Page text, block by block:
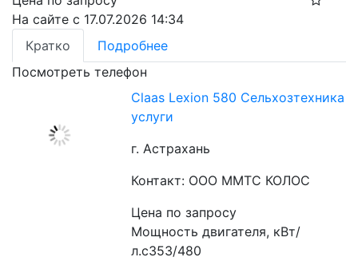
На сайте с 17.07.2026 14:34
Кратко
Подробнее
Посмотреть телефон
Claas Lexion 580 Сельхозтехника
услуги
г. Астрахань
Контакт: ООО ММТС КОЛОС
Цена по запросу
Мощность двигателя, кВт/
л.с353/480